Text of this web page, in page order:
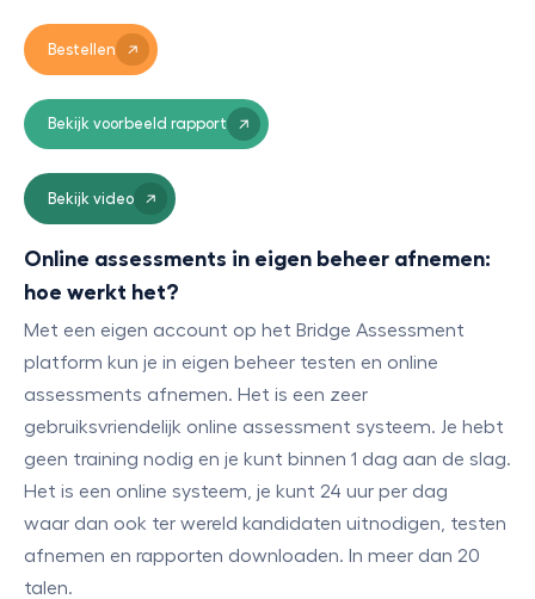
Bestellen
Bekijk voorbeeld rapport
Bekijk video
Online assessments in eigen beheer afnemen:
hoe werkt het?
Met een eigen account op het Bridge Assessment
platform kun je in eigen beheer testen en online
assessments afnemen. Het is een zeer
gebruiksvriendelijk online assessment systeem. Je hebt
geen training nodig en je kunt binnen 1 dag aan de slag.
Het is een online systeem, je kunt 24 uur per dag
waar dan ook ter wereld kandidaten uitnodigen, testen
afnemen en rapporten downloaden. In meer dan 20
talen.